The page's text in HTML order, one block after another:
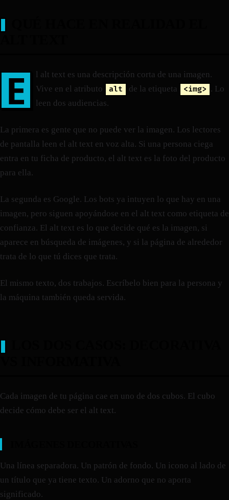
E
l alt text es una descripción corta de una imagen.
Vive en el atributo
alt de la etiqueta <img> . Lo
leen dos audiencias.
La primera es gente que no puede ver la imagen. Los lectores
de pantalla leen el alt text en voz alta. Si una persona ciega
entra en tu ficha de producto, el alt text es la foto del producto
para ella.
La segunda es Google. Los bots ya intuyen lo que hay en una
imagen, pero siguen apoyándose en el alt text como etiqueta de
confianza. El alt text es lo que decide qué es la imagen, si
aparece en búsqueda de imágenes, y si la página de alrededor
trata de lo que tú dices que trata.
El mismo texto, dos trabajos. Escríbelo bien para la persona y
la máquina también queda servida.
Cada imagen de tu página cae en uno de dos cubos. El cubo
decide cómo debe ser el alt text.
Una línea separadora. Un patrón de fondo. Un icono al lado de
un título que ya tiene texto. Un adorno que no aporta
significado.